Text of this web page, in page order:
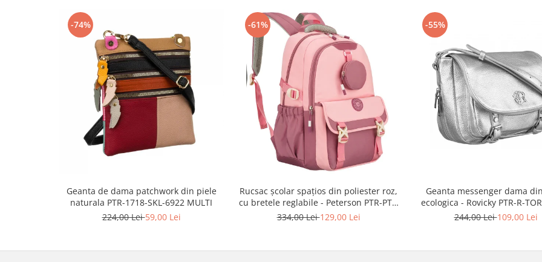
-74%
Geanta de dama patchwork din piele
naturala PTR-1718-SKL-6922 MULTI
224,00 Lei59,00 Lei
-61%
Rucsac școlar spațios din poliester roz,
cu bretele reglabile - Peterson PTR-PTN
8610-1327 PINK
334,00 Lei129,00 Lei
-55%
Geanta messenger dama
ecologica - Rovicky PTR-R-
3776 SIL
244,00 Lei109,00 Lei